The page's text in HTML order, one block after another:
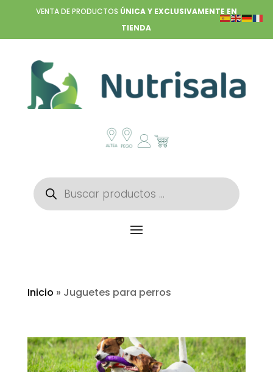
VENTA DE PRODUCTOS ÚNICA Y EXCLUSIVAMENTE EN
TIENDA
Búsqueda
de
productos
Inicio » Juguetes para perros